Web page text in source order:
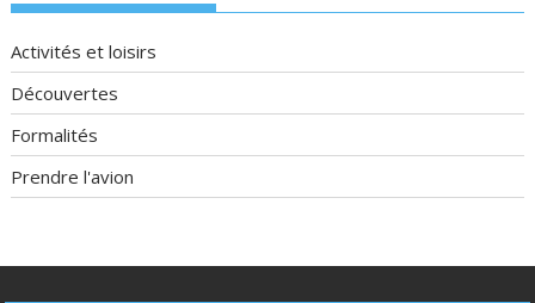
Activités et loisirs
Découvertes
Formalités
Prendre l'avion